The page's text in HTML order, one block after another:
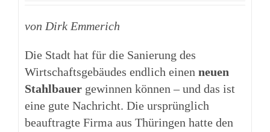
von Dirk Emmerich
Die Stadt hat für die Sanierung des
Wirtschaftsgebäudes endlich einen neuen
Stahlbauer gewinnen können – und das ist
eine gute Nachricht. Die ursprünglich
beauftragte Firma aus Thüringen hatte den